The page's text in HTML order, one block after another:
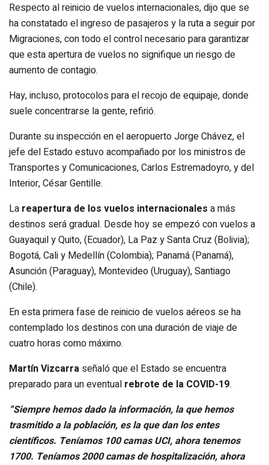
Respecto al reinicio de vuelos internacionales, dijo que se
ha constatado el ingreso de pasajeros y la ruta a seguir por
Migraciones, con todo el control necesario para garantizar
que esta apertura de vuelos no signifique un riesgo de
aumento de contagio.
Hay, incluso, protocolos para el recojo de equipaje, donde
suele concentrarse la gente, refirió.
Durante su inspección en el aeropuerto Jorge Chávez, el
jefe del Estado estuvo acompañado por los ministros de
Transportes y Comunicaciones, Carlos Estremadoyro, y del
Interior, César Gentille.
La reapertura de los vuelos internacionales a más
destinos será gradual. Desde hoy se empezó con vuelos a
Guayaquil y Quito, (Ecuador), La Paz y Santa Cruz (Bolivia);
Bogotá, Cali y Medellín (Colombia); Panamá (Panamá),
Asunción (Paraguay), Montevideo (Uruguay), Santiago
(Chile).
En esta primera fase de reinicio de vuelos aéreos se ha
contemplado los destinos con una duración de viaje de
cuatro horas como máximo.
Martín Vizcarra señaló que el Estado se encuentra
preparado para un eventual rebrote de la COVID-19.
“Siempre hemos dado la información, la que hemos
trasmitido a la población, es la que dan los entes
científicos. Teníamos 100 camas UCI, ahora tenemos
1700. Teníamos 2000 camas de hospitalización, ahora